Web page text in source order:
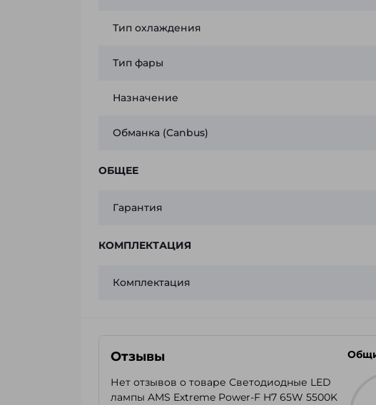
Тип охлаждения
Тип фары
Назначение
Обманка (Canbus)
ОБЩЕЕ
Гарантия
КОМПЛЕКТАЦИЯ
Комплектация
Отзывы
Нет отзывов о товаре Светодиодные LED
лампы AMS Extreme Power-F H7 65W 5500K